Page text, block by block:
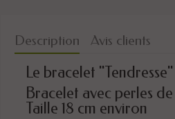
Description Avis clients
Le bracelet "Tendresse"
Bracelet avec perles
Taille 18 cm environ